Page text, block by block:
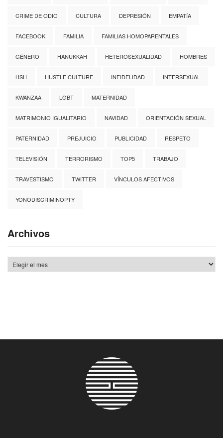
CRIME DE ODIO CULTURA DEPRESIÓN EMPATÍA
FACEBOOK FAMILIA FAMILIAS HOMOPARENTALES
GÉNERO HANUKKAH HETEROSEXUALIDAD HOMBRES
HSH HUSTLE CULTURE INFIDELIDAD INTERSEXUAL
KWANZAA LGBT MATERNIDAD
MATRIMONIO IGUALITARIO NAVIDAD ORIENTACIÓN SEXUAL
PATERNIDAD PREJUICIO PUBLICIDAD RESPETO
TELEVISIÓN TERRORISMO TOP5 TRABAJO
TRAVESTISMO TWITTER VÍNCULOS AFECTIVOS
YONODISCRIMINOPTY
Archivos
Archivos